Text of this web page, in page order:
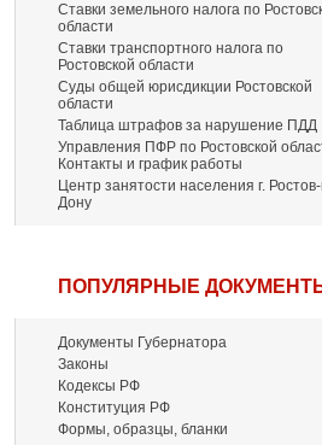
Ставки земельного налога по
области
Ставки транспортного налога по
Ростовской области
Суды общей юрисдикции Ростовской
области
Таблица штрафов за нарушение ПДД
Управления ПФР по Ростовской
Контакты и график работы
Центр занятости населения г.
Дону
ПОПУЛЯРНЫЕ
Документы Губернатора
Законы
Кодексы РФ
Конституция РФ
Формы, образцы, бланки